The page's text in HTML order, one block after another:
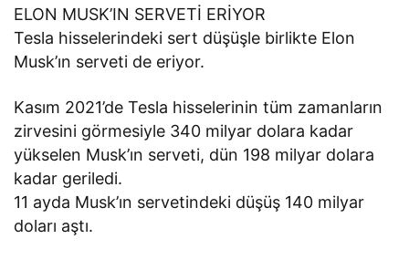
ELON MUSK’IN SERVETİ ERİYOR
Tesla hisselerindeki sert düşüşle birlikte Elon
Musk’ın serveti de eriyor.
Kasım 2021’de Tesla hisselerinin tüm zamanların
zirvesini görmesiyle 340 milyar dolara kadar
yükselen Musk’ın serveti, dün 198 milyar dolara
kadar geriledi.
11 ayda Musk’ın servetindeki düşüş 140 milyar
doları aştı.